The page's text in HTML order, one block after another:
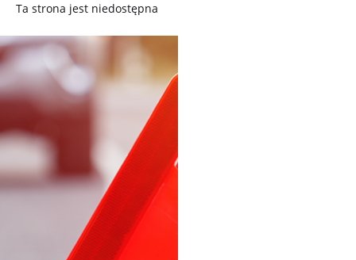
Ta strona jest niedostępna
Trang này không có
Esta página não está
disponível
このページは現在利用できま
せん
Pagina non disponibile
هذه الصفحة غير متوفرة